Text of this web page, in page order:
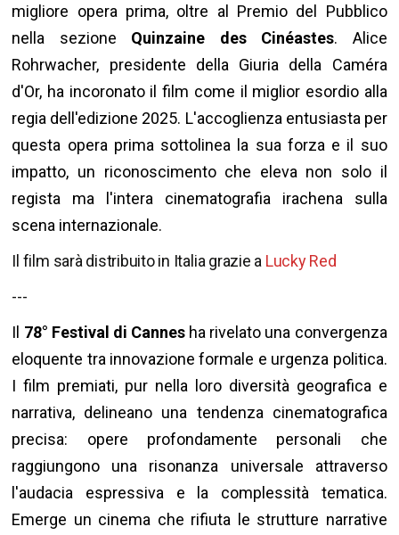
migliore opera prima, oltre al Premio del Pubblico
nella sezione Quinzaine des Cinéastes. Alice
Rohrwacher, presidente della Giuria della Caméra
d'Or, ha incoronato il film come il miglior esordio alla
regia dell'edizione 2025. L'accoglienza entusiasta per
questa opera prima sottolinea la sua forza e il suo
impatto, un riconoscimento che eleva non solo il
regista ma l'intera cinematografia irachena sulla
scena internazionale.
Il film sarà distribuito in Italia grazie a Lucky Red
---
Il 78° Festival di Cannes ha rivelato una convergenza
eloquente tra innovazione formale e urgenza politica.
I film premiati, pur nella loro diversità geografica e
narrativa, delineano una tendenza cinematografica
precisa: opere profondamente personali che
raggiungono una risonanza universale attraverso
l'audacia espressiva e la complessità tematica.
Emerge un cinema che rifiuta le strutture narrative